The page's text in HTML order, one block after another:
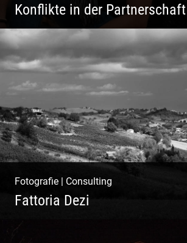
Konflikte in der
Paar Coaching – Der Weg in
und Harmonie
Fotografie | Consulting
Fattoria Dezi